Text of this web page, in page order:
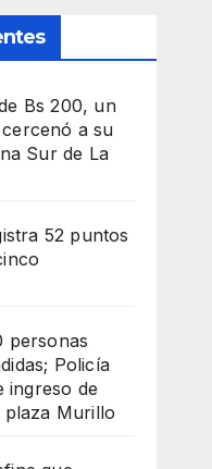
Bs 200, un
a su
Sur de La
52 puntos
personas
Policía
ingreso de
plaza Murillo